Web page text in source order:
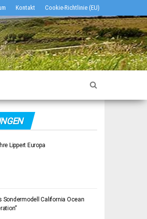
Kontakt Cookie-Richtlinie (EU)
Lippert Europa
Sondermodell California Ocean